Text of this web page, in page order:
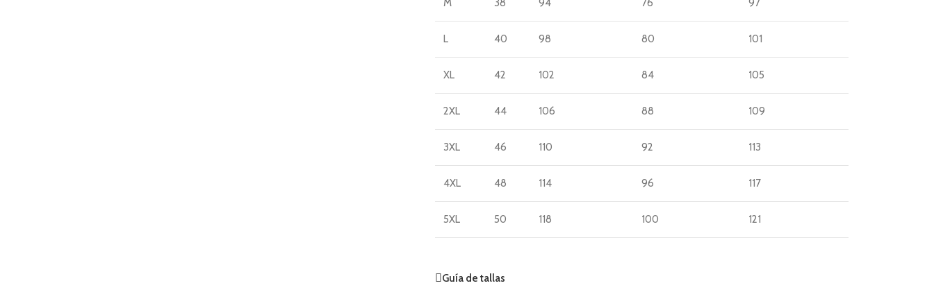
M 38 94 76 97
L 40 98 80 101
XL 42 102 84 105
2XL 44 106 88 109
3XL 46 110 92 113
4XL 48 114 96 117
5XL 50 118 100 121
Guía de tallas